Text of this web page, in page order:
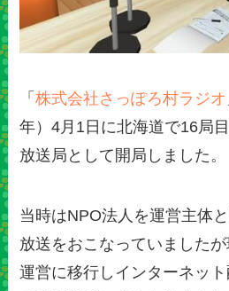
「株式会社さっぽろ村ラジオ
年）4月1日に北海道で16局
放送局として開局しました。
当時はNPO法人を運営主体
放送をおこなっていました
運営に移行しインターネッ